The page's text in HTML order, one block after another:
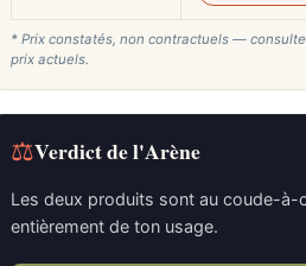
* Prix constatés, non contractuels —
prix actuels.
⚖Verdict de l'Arène
Les deux produits sont au coude-
entièrement de ton usage.